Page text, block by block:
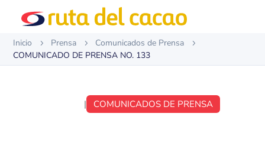
Inicio 5 Prensa 5 Comunicados de Prensa 5
COMUNICADO DE PRENSA NO. 133
| COMUNICADOS DE PRENSA